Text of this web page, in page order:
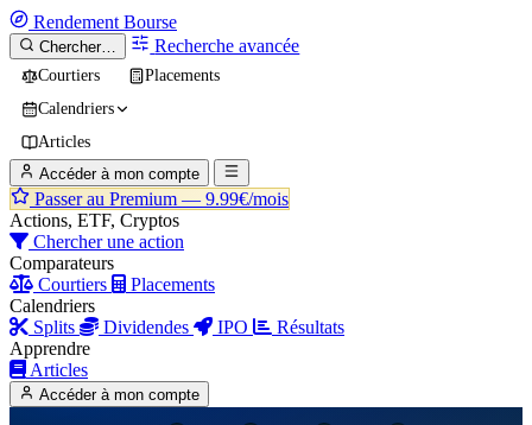
Rendement Bourse
Chercher… Recherche avancée
Courtiers
Placements
Calendriers
Articles
Accéder à mon compte
Passer au Premium — 9.99€/mois
Actions, ETF, Cryptos
Chercher une action
Comparateurs
Courtiers
Placements
Calendriers
Splits
Dividendes IPO
Résultats
Apprendre
Articles
Accéder à mon compte